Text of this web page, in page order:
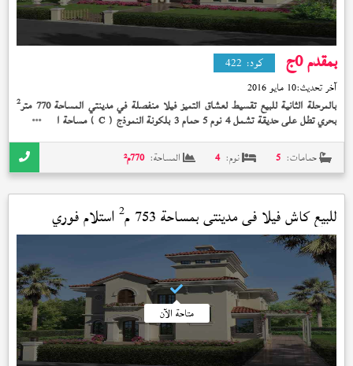
بمقدم 0 ج كود: 422
آخر تحديث:10 مايو 2016
بالمرحلة الثانية للبيع تقسيط لعشاق التميز فيلا منفصلة في مدينتي المساحة 770 متر 2
بحري تطل على حديقة تشمل 4 نوم 5 حمام 3 بلكونة النموذج ( C
2
حمامات: 5 نوم: 4 المساحة: 770م²
للبيع كاش فيلا فيمدينتيبمساحة 753 م 2 استلام فوري
متاحة الآن